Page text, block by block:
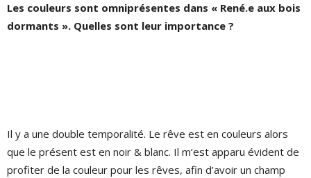
Les couleurs sont omniprésentes dans « René.e aux bois
dormants ». Quelles sont leur importance ?
Il y a une double temporalité. Le rêve est en couleurs alors
que le présent est en noir & blanc. Il m’est apparu évident de
profiter de la couleur pour les rêves, afin d’avoir un champ